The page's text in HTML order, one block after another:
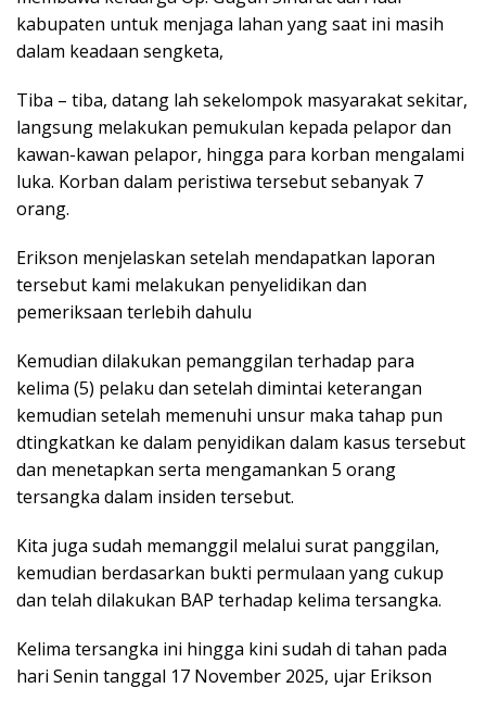
kabupaten untuk menjaga lahan yang saat ini masih
dalam keadaan sengketa,
Tiba – tiba, datang lah sekelompok masyarakat sekitar,
langsung melakukan pemukulan kepada pelapor dan
kawan-kawan pelapor, hingga para korban mengalami
luka. Korban dalam peristiwa tersebut sebanyak 7
orang.
Erikson menjelaskan setelah mendapatkan laporan
tersebut kami melakukan penyelidikan dan
pemeriksaan terlebih dahulu
Kemudian dilakukan pemanggilan terhadap para
kelima (5) pelaku dan setelah dimintai keterangan
kemudian setelah memenuhi unsur maka tahap pun
dtingkatkan ke dalam penyidikan dalam kasus tersebut
dan menetapkan serta mengamankan 5 orang
tersangka dalam insiden tersebut.
Kita juga sudah memanggil melalui surat panggilan,
kemudian berdasarkan bukti permulaan yang cukup
dan telah dilakukan BAP terhadap kelima tersangka.
Kelima tersangka ini hingga kini sudah di tahan pada
hari Senin tanggal 17 November 2025, ujar Erikson